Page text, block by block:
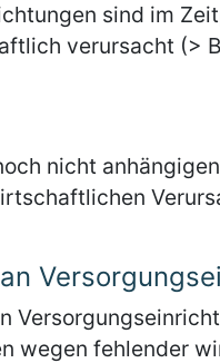
sind im
verursacht (>
nicht
wegen fehlender